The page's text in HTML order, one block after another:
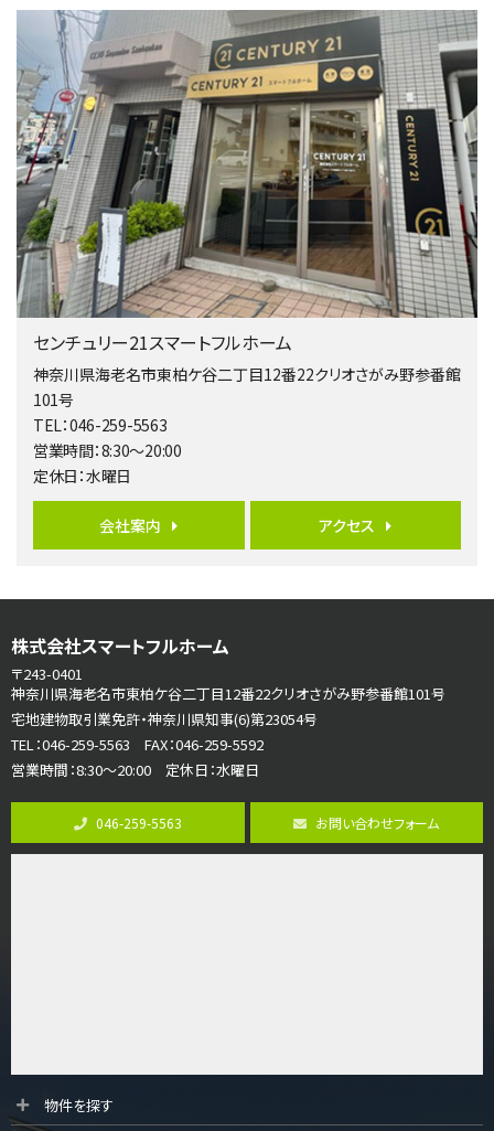
バ9分 歩4分
２０１５年６月築、積水ハウス施工住宅です。 南東…
第4位
4,080万円
4ＬＤＫ
淵野辺駅
歩17分
南側道路に面しており日当たり良好。 キッチンから…
第5位
3,680万円
4ＬＤＫ
橋本駅
第6位
歩17分
ご家族が集まるLDKは１７．５帖とゆとりある広さ…
3,680万円
リビングダイニング部分の床暖房完備 車並列2台駐…
第8位
古淵駅
バ12分・歩4分
並列２台駐車可。１階はリビングと水まわりをまとめ…
長後駅
センチュリー21スマートフルホーム
神奈川県海老名市東柏ケ谷二丁目12番22クリオさがみ野参番館
101号
TEL：046-259-5563
営業時間：8:30～20:00
定休日：水曜日
会社案内 アクセス
株式会社スマートフルホーム
〒243-0401
神奈川県海老名市東柏ケ谷二丁目12番22クリオさがみ野参番館101号
宅地建物取引業免許・神奈川県知事(6)第23054号
TEL：046-259-5563 FAX：046-259-5592
営業時間：8:30～20:00 定休日：水曜日
046-259-5563 お問い合わせフォーム
物件を探す